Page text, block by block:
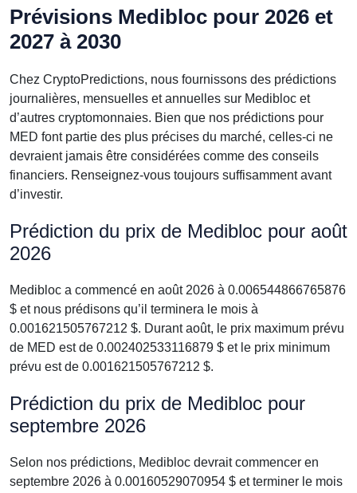
Prévisions Medibloc pour 2026 et
2027 à 2030
Chez CryptoPredictions, nous fournissons des prédictions
journalières, mensuelles et annuelles sur Medibloc et
d’autres cryptomonnaies. Bien que nos prédictions pour
MED font partie des plus précises du marché, celles-ci ne
devraient jamais être considérées comme des conseils
financiers. Renseignez-vous toujours suffisamment avant
d’investir.
Prédiction du prix de Medibloc pour août
2026
Medibloc a commencé en août 2026 à 0.006544866765876
$ et nous prédisons qu’il terminera le mois à
0.001621505767212 $. Durant août, le prix maximum prévu
de MED est de 0.002402533116879 $ et le prix minimum
prévu est de 0.001621505767212 $.
Prédiction du prix de Medibloc pour
septembre 2026
Selon nos prédictions, Medibloc devrait commencer en
septembre 2026 à 0.00160529070954 $ et terminer le mois